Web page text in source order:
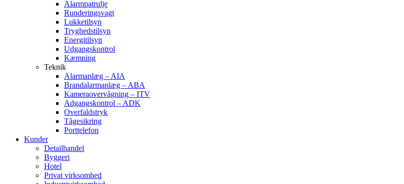
Alarmpatrulje
Runderingsvagt
Lukketilsyn
Tryghedstilsyn
Energitilsyn
Udgangskontrol
Kæmning
Teknik
Alarmanlæg – AIA
Brandalarmanlæg – ABA
Kameraovervågning – ITV
Adgangskontrol – ADK
Overfaldstryk
Tågesikring
Porttelefon
Kunder
Detailhandel
Byggeri
Hotel
Privat virksomhed